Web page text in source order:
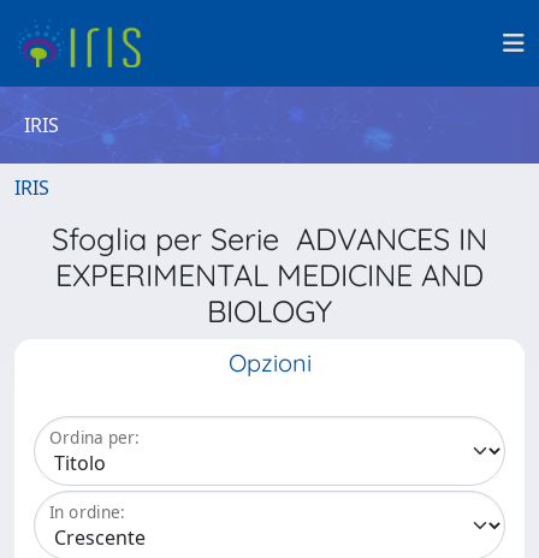
IRIS
IRIS
Sfoglia per Serie ADVANCES IN
EXPERIMENTAL MEDICINE AND
BIOLOGY
Opzioni
Ordina per:
In ordine: